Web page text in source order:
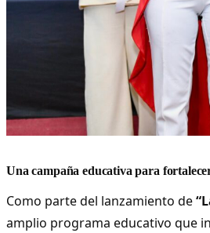
Una campaña educativa para
Como parte del lanzamiento de
amplio programa educativo que